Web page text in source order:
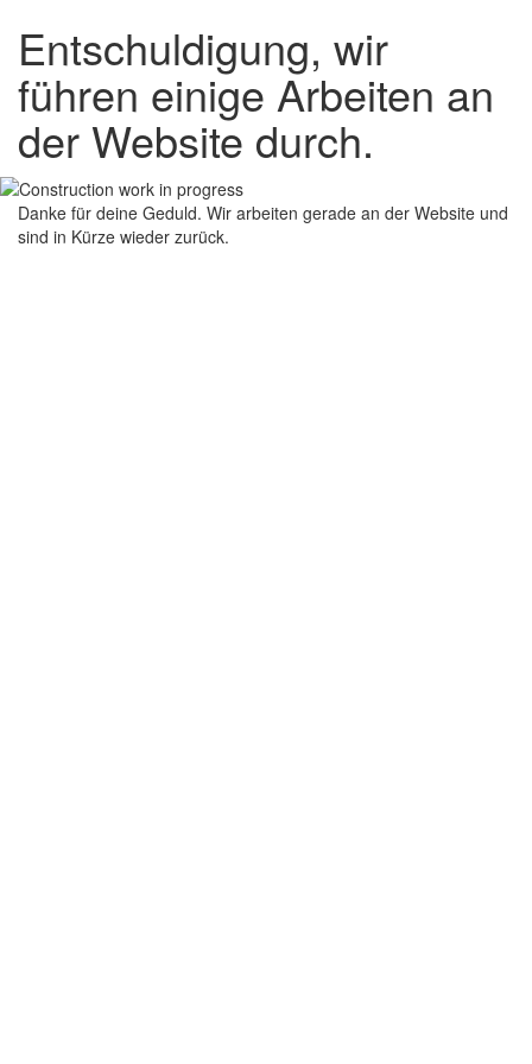
Entschuldigung, wir
führen einige Arbeiten an
der Website durch.
Danke für deine Geduld. Wir arbeiten gerade an der Website und
sind in Kürze wieder zurück.